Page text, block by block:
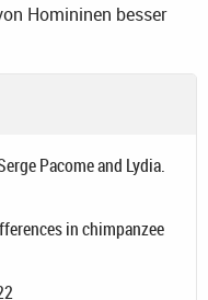
Homininen besser
Pacome and Lydia.
in chimpanzee